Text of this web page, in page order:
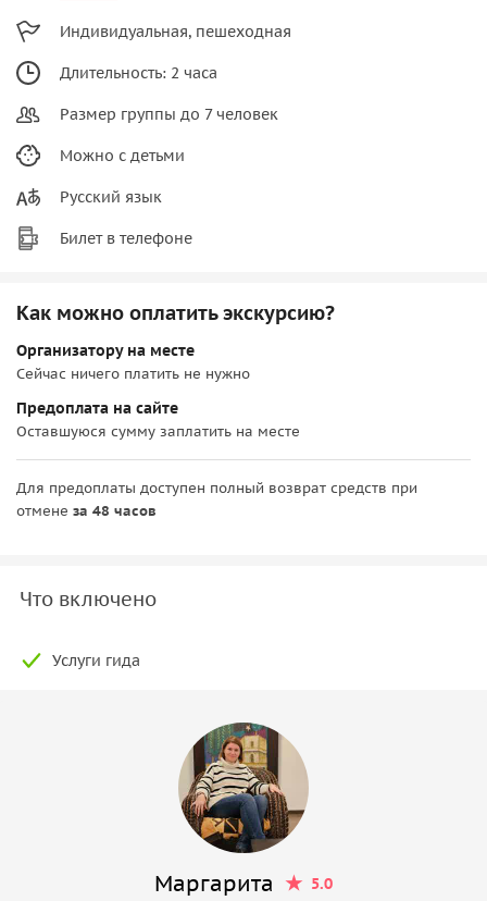
Индивидуальная, пешеходная
Длительность: 2 часа
Размер группы до 7 человек
Можно с детьми
Русский язык
Билет в телефоне
Как можно оплатить экскурсию?
Организатору на месте
Сейчас ничего платить не нужно
Предоплата на сайте
Оставшуюся сумму заплатить на месте
Для предоплаты доступен полный возврат средств при
отмене за 48 часов
Что включено
Услуги гида
Маргарита
5.0